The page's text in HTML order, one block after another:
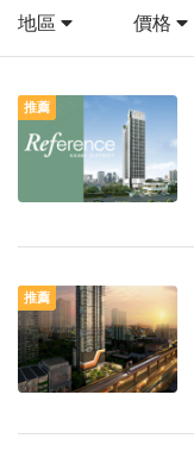
屋、
曼
谷
新
成
屋、
曼
谷
建
地區 價格
推薦
推薦